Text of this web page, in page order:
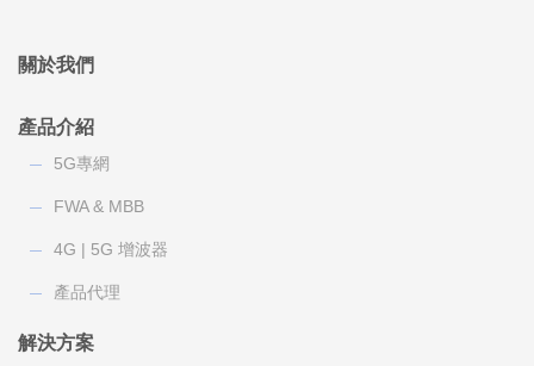
關於我們
產品介紹
5G專網
FWA & MBB
4G | 5G 增波器
產品代理
解決方案